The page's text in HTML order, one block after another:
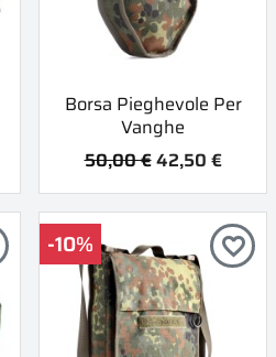
Borsa Pieghevole Per
Vanghe
50,00 €42,50 €
-10% favorite_border